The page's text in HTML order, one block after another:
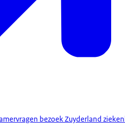
bezoek Zuyderland